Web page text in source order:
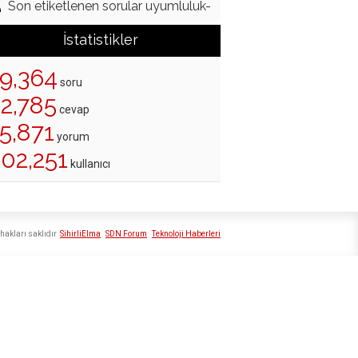
Son etiketlenen sorular uyumluluk-
İstatistikler
soru
cevap
yorum
kullanıcı
SihirliElma SDN Forum Teknoloji Haberleri
saklıdır